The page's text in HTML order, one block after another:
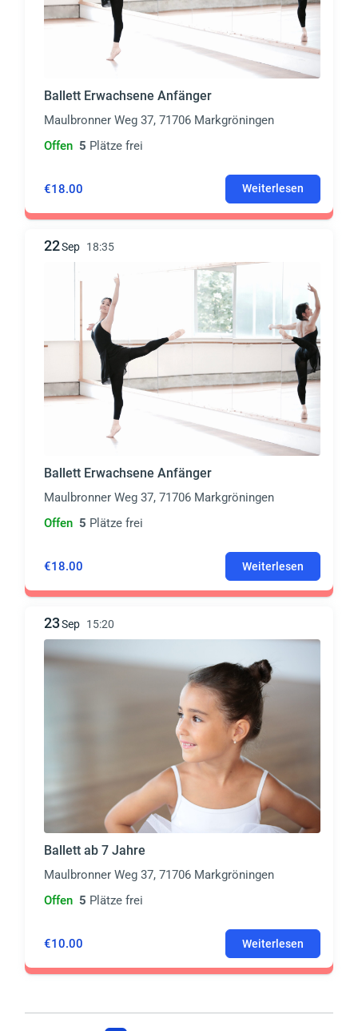
Ballett Erwachsene Anfänger
Maulbronner Weg 37, 71706 Markgröningen
Offen 5 Plätze frei
€18.00 Weiterlesen
22Sep 18:35
Ballett Erwachsene Anfänger
Maulbronner Weg 37, 71706 Markgröningen
Offen 5 Plätze frei
€18.00 Weiterlesen
23Sep 15:20
Ballett ab 7 Jahre
Maulbronner Weg 37, 71706 Markgröningen
Offen 5 Plätze frei
€10.00 Weiterlesen